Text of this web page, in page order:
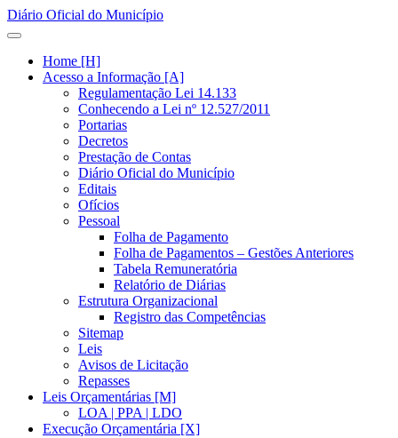
Diário Oficial do Município
Home [H]
Acesso a Informação [A]
Regulamentação Lei 14.133
Conhecendo a Lei nº 12.527/2011
Portarias
Decretos
Prestação de Contas
Diário Oficial do Município
Editais
Ofícios
Pessoal
Folha de Pagamento
Folha de Pagamentos – Gestões Anteriores
Tabela Remuneratória
Relatório de Diárias
Estrutura Organizacional
Registro das Competências
Sitemap
Leis
Avisos de Licitação
Repasses
Leis Orçamentárias [M]
LOA | PPA | LDO
Execução Orçamentária [X]